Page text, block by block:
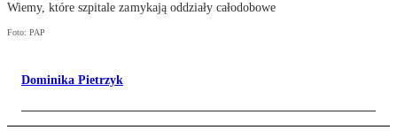
Wiemy, które szpitale zamykają oddziały całodobowe
Foto: PAP
Dominika Pietrzyk